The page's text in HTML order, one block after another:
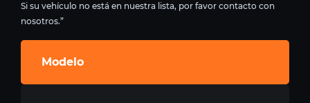
Si su vehículo no está en nuestra lista, por favor contacto con
nosotros.”
Modelo